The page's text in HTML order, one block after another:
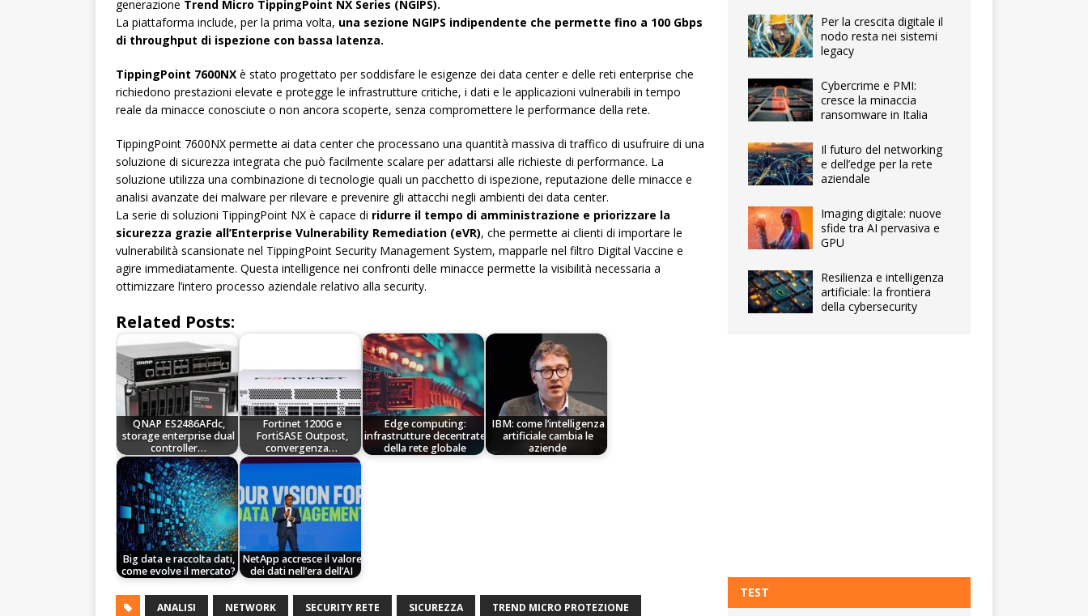
generazione Trend Micro TippingPoint NX Series (NGIPS).
La piattaforma include, per la prima volta, una sezione NGIPS indipendente che permette fino a 100 Gbps
di throughput di ispezione con bassa latenza.
TippingPoint 7600NX è stato progettato per soddisfare le esigenze dei data center e delle reti enterprise che
richiedono prestazioni elevate e protegge le infrastrutture critiche, i dati e le applicazioni vulnerabili in tempo
reale da minacce conosciute o non ancora scoperte, senza compromettere le performance della rete.
TippingPoint 7600NX permette ai data center che processano una quantità massiva di traffico di usufruire di una
soluzione di sicurezza integrata che può facilmente scalare per adattarsi alle richieste di performance. La
soluzione utilizza una combinazione di tecnologie quali un pacchetto di ispezione, reputazione delle minacce e
analisi avanzate dei malware per rilevare e prevenire gli attacchi negli ambienti dei data center.
La serie di soluzioni TippingPoint NX è capace di ridurre il tempo di amministrazione e priorizzare la
sicurezza grazie all’Enterprise Vulnerability Remediation (eVR), che permette ai clienti di importare le
vulnerabilità scansionate nel TippingPoint Security Management System, mapparle nel filtro Digital Vaccine e
agire immediatamente. Questa intelligence nei confronti delle minacce permette la visibilità necessaria a
ottimizzare l’intero processo aziendale relativo alla security.
Related Posts:
QNAP ES2486AFdc,
storage enterprise dual
controller…
Fortinet 1200G e
FortiSASE Outpost,
convergenza…
Edge computing:
infrastrutture decentrate
della rete globale
IBM: come l’intelligenza
artificiale cambia le
aziende
Big data e raccolta dati,
come evolve il mercato?
NetApp accresce il valore
dei dati nell’era dell’AI
ANALISI NETWORK SECURITY RETE SICUREZZA TREND MICRO PROTEZIONE
Per la crescita digitale il
nodo resta nei sistemi
legacy
Cybercrime e PMI:
cresce la minaccia
ransomware in Italia
Il futuro del networking
e dell’edge per la rete
aziendale
Imaging digitale: nuove
sfide tra AI pervasiva e
GPU
Resilienza e intelligenza
artificiale: la frontiera
della cybersecurity
TEST